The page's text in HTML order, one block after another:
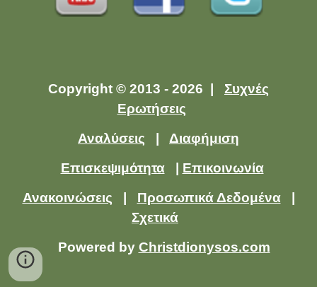
Copyright © 2013 - 2026 | Συχνές
Ερωτήσεις
Αναλύσεις
Διαφήμιση
Επισκεψιμότητα| Επικοινωνία
Ανακοινώσεις
Προσωπικά Δεδομένα|
Σχετικά
Powered by Christdionysos.com